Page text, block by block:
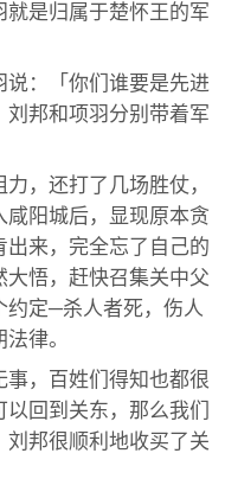
是归属于楚怀王的军
：「你们谁要是先进
邦和项羽分别带着军
，还打了几场胜仗，
阳城后，显现原本贪
来，完全忘了自己的
大悟，赶快召集关中父
约定─杀人者死，伤人
律。
，百姓们得知也都很
回到关东，那么我们
邦很顺利地收买了关